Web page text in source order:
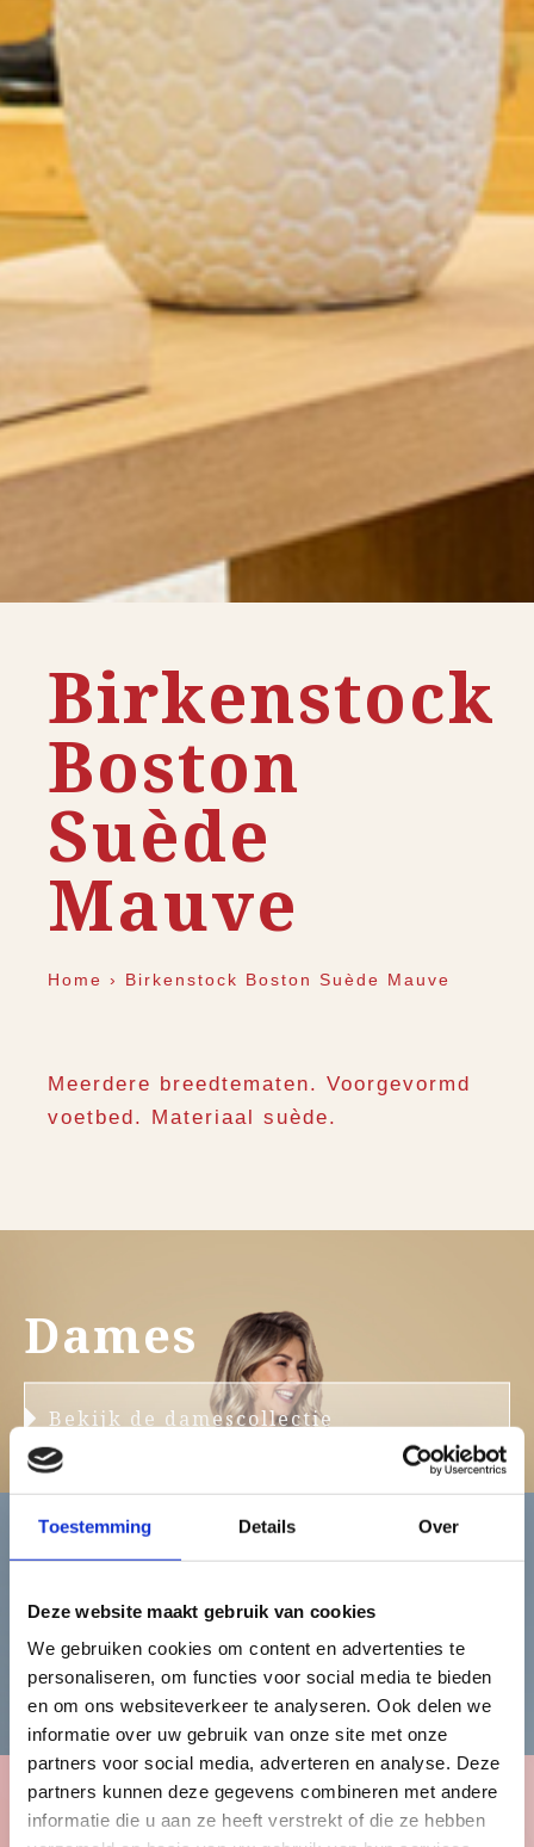
Toestemming Details Over
Deze website maakt gebruik van cookies
We gebruiken cookies om content en advertenties te
personaliseren, om functies voor social media te bieden
en om ons websiteverkeer te analyseren. Ook delen we
informatie over uw gebruik van onze site met onze
partners voor social media, adverteren en analyse. Deze
partners kunnen deze gegevens combineren met andere
informatie die u aan ze heeft verstrekt of die ze hebben
Birkenstock
Boston
Suède
Mauve
Home › Birkenstock Boston Suède Mauve
Meerdere breedtematen. Voorgevormd
voetbed. Materiaal suède.
Dames
Bekijk de damescollectie
Heren
Bekijk de herencollectie